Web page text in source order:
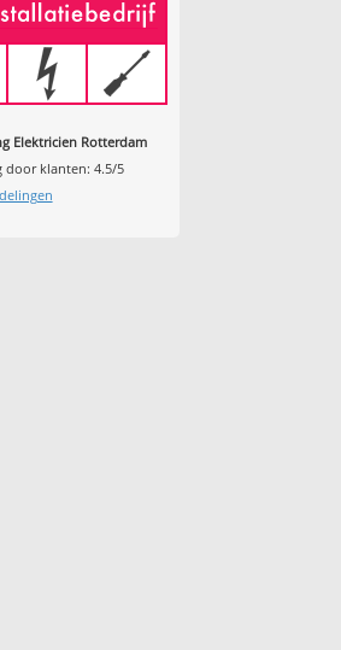
Elektricien Rotterdam
door klanten: 4.5/5